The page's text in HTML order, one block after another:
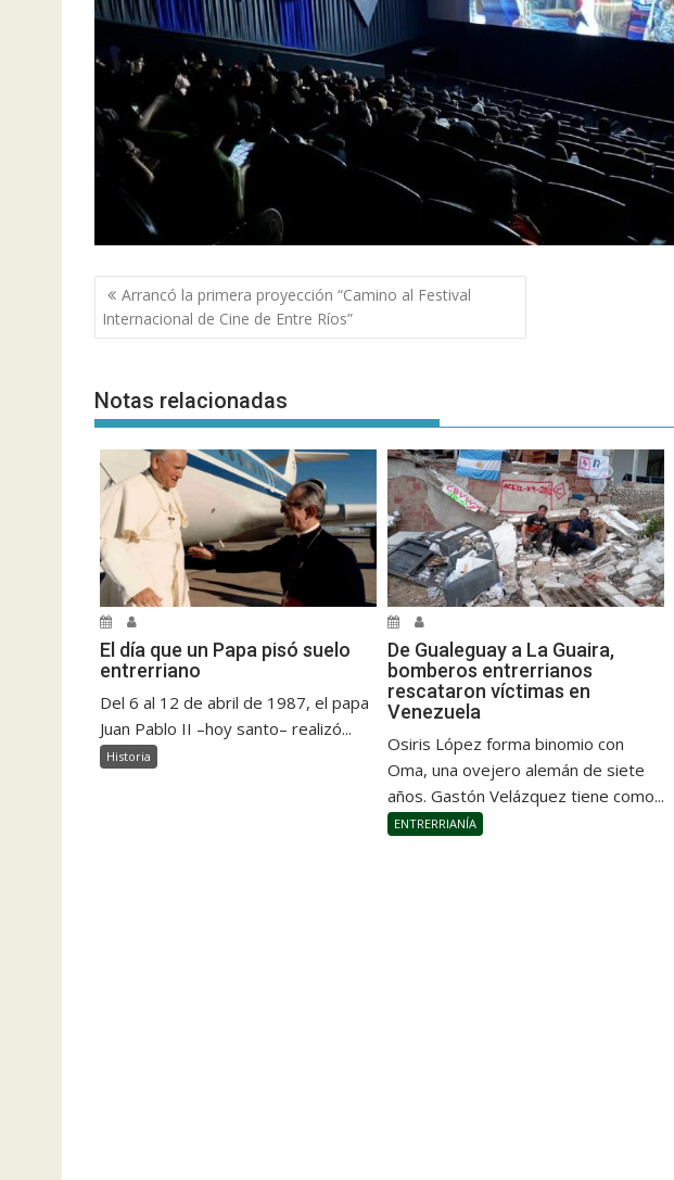
Navegación
de
entradas
Arrancó la primera proyección “Camino al Festival
Internacional de Cine de Entre Ríos”
Notas relacionadas
El día que un Papa pisó suelo
entrerriano
Del 6 al 12 de abril de 1987, el papa
Juan Pablo II –hoy santo– realizó...
Historia
De Gualeguay a La Guaira,
bomberos entrerrianos
rescataron víctimas en
Venezuela
Osiris López forma binomio con
Oma, una ovejero alemán de siete
años. Gastón Velázquez tiene como...
ENTRERRIANÍA